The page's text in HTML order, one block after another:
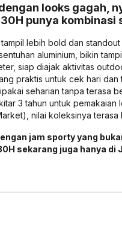
looks gagah,
punya kombinasi
lebih bold dan
aluminium, bikin
siap diajak aktivitas
praktis untuk cek hari dan
seharian tanpa terasa
3 tahun untuk pemakaian
nilai koleksinya
jam sporty yang
sekarang juga hanya